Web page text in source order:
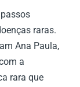
raras.
Ana Paula,
a
rara que